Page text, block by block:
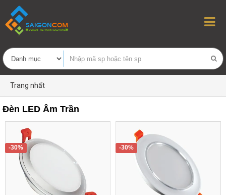
Trang nhất
Đèn LED Âm Trần
-30% -30%